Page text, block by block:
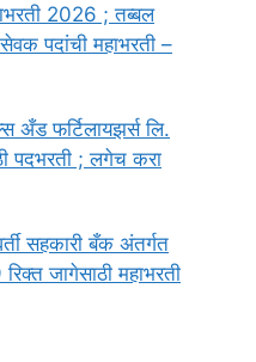
2026 ; तब्बल
पदांची महाभरती –
अँड फर्टिलायझर्स लि.
पदभरती ; लगेच करा
सहकारी बँक अंतर्गत
जागेसाठी महाभरती